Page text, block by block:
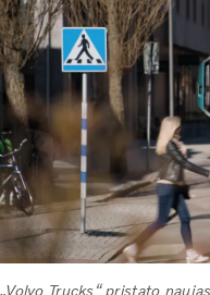
„Volvo Trucks“ pristato